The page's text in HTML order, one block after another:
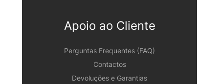
Apoio ao Cliente
Perguntas Frequentes (FAQ)
Contactos
Devoluções e Garantias